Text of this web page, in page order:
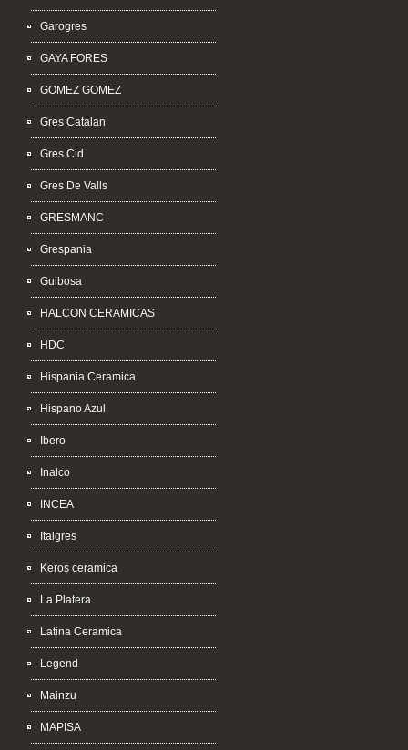
Garogres
GAYA FORES
GOMEZ GOMEZ
Gres Catalan
Gres Cid
Gres De Valls
GRESMANC
Grespania
Guibosa
HALCON CERAMICAS
HDC
Hispania Ceramica
Hispano Azul
Ibero
Inalco
INCEA
Italgres
Keros ceramica
La Platera
Latina Ceramica
Legend
Mainzu
MAPISA